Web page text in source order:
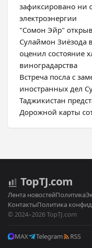
зафиксировано ни
электроэнергии
"Сомон Эйр"
Сулаймон Зиёзода
оценил состояние
виноградарства
Встреча посла с
иностранных дел
Таджикистан
Дорожной карты
TopTJ.com
Лента новостейПолитика
КонтактыПолитика
© 2024–2026 TopTJ.com
MAX Telegram RSS